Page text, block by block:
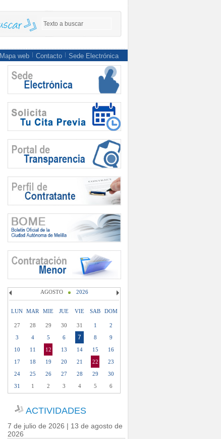
Mapa web Contacto Sede Electrónica
AGOSTO 2026
LUN MAR MIE JUE VIE SAB DOM
27 28 29 30 31 1
2
3
4 5 6 7 8
9
10
11 12 13 14 15
16
17
18 19 20 21 22
23
24
25 26 27 28 29
30
31
1 2 3 4 5 6
ACTIVIDADES
7 de julio de 2026 | 13 de agosto de
2026